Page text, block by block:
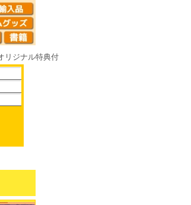
リジナル特典付
ターズ リミックスコレクション RAIDEN